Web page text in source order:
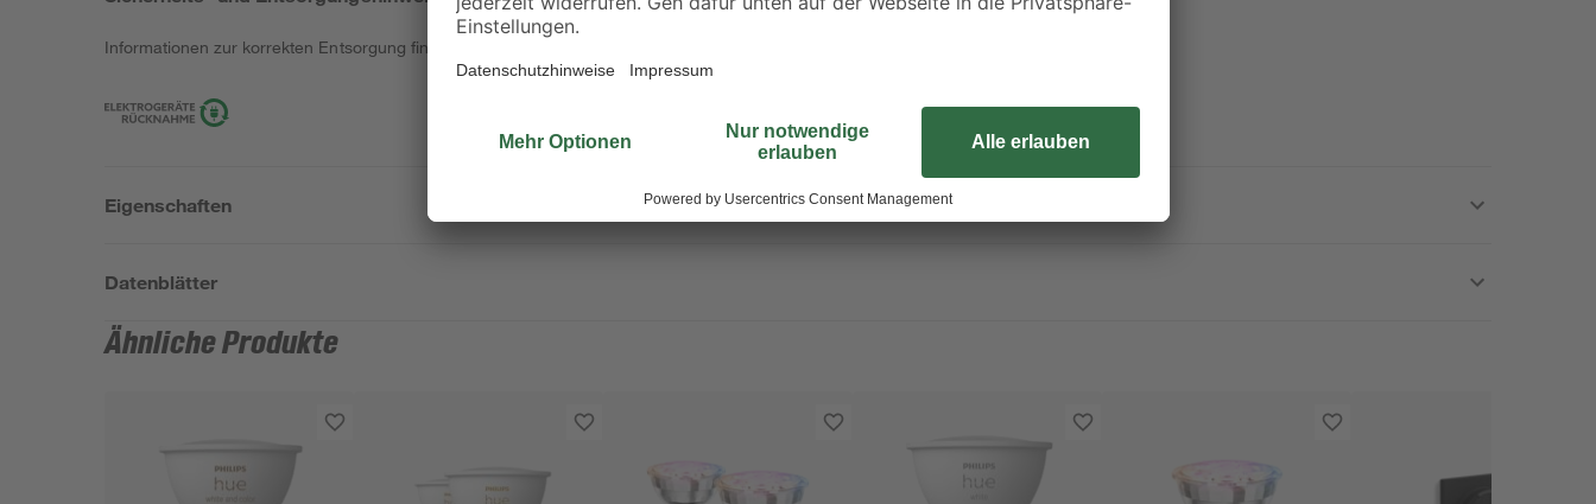
Informationen zur korrekten Entsorgung findest du
Eigenschaften
Datenblätter
Ähnliche Produkte